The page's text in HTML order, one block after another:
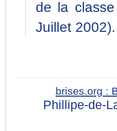
de la
Juillet 2002).
brises.org :
Phillipe-de-